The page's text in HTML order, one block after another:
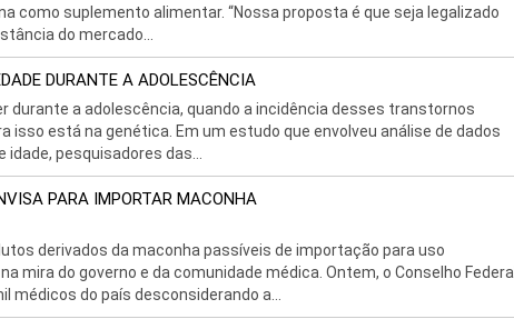
como suplemento alimentar. “Nossa proposta é que seja legalizado
do mercado...
DURANTE A ADOLESCÊNCIA
durante a adolescência, quando a incidência desses transtornos
isso está na genética. Em um estudo que envolveu análise de dados
pesquisadores das...
PARA IMPORTAR MACONHA
derivados da maconha passíveis de importação para uso
mira do governo e da comunidade médica. Ontem, o Conselho Federal
médicos do país desconsiderando a...